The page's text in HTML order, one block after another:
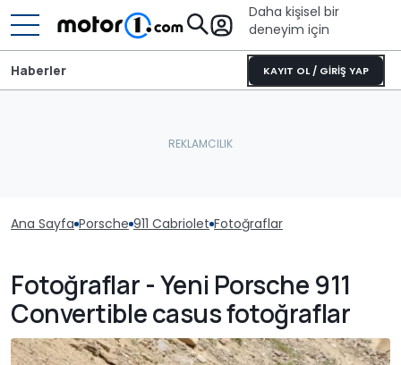
Daha kişisel bir
deneyim için
KAYIT OL / GİRİŞ YAP
Haberler
Ana Sayfa Porsche 911 Cabriolet Fotoğraflar
Fotoğraflar - Yeni Porsche 911
Convertible casus fotoğraflar